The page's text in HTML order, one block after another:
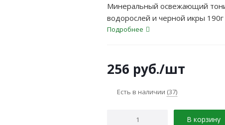
Минеральный освежающий
водорослей и черной икры 190г
Подробнее
256 руб./шт
Есть в наличии (37)
В корзину